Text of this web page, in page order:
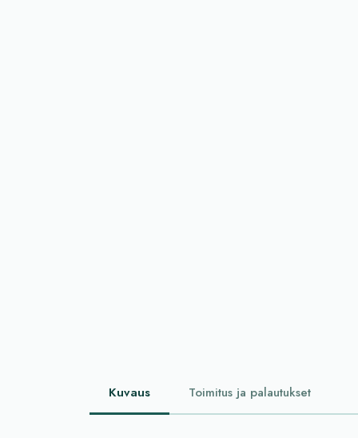
Kuvaus Toimitus ja palautukset